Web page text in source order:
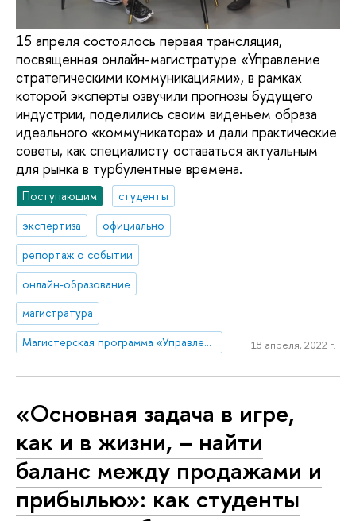
15 апреля состоялось первая трансляция,
посвященная онлайн-магистратуре «Управление
стратегическими коммуникациями», в рамках
которой эксперты озвучили прогнозы будущего
индустрии, поделились своим виденьем образа
идеального «коммуникатора» и дали практические
советы, как специалисту оставаться актуальным
для рынка в турбулентные времена.
Поступающим
студенты
экспертиза
официально
репортаж о событии
онлайн-образование
магистратура
Магистерская программа «Управление стратегическими коммуникациями»
18 апреля, 2022 г.
«Основная задача в игре,
как и в жизни, – найти
баланс между продажами и
прибылью»: как студенты